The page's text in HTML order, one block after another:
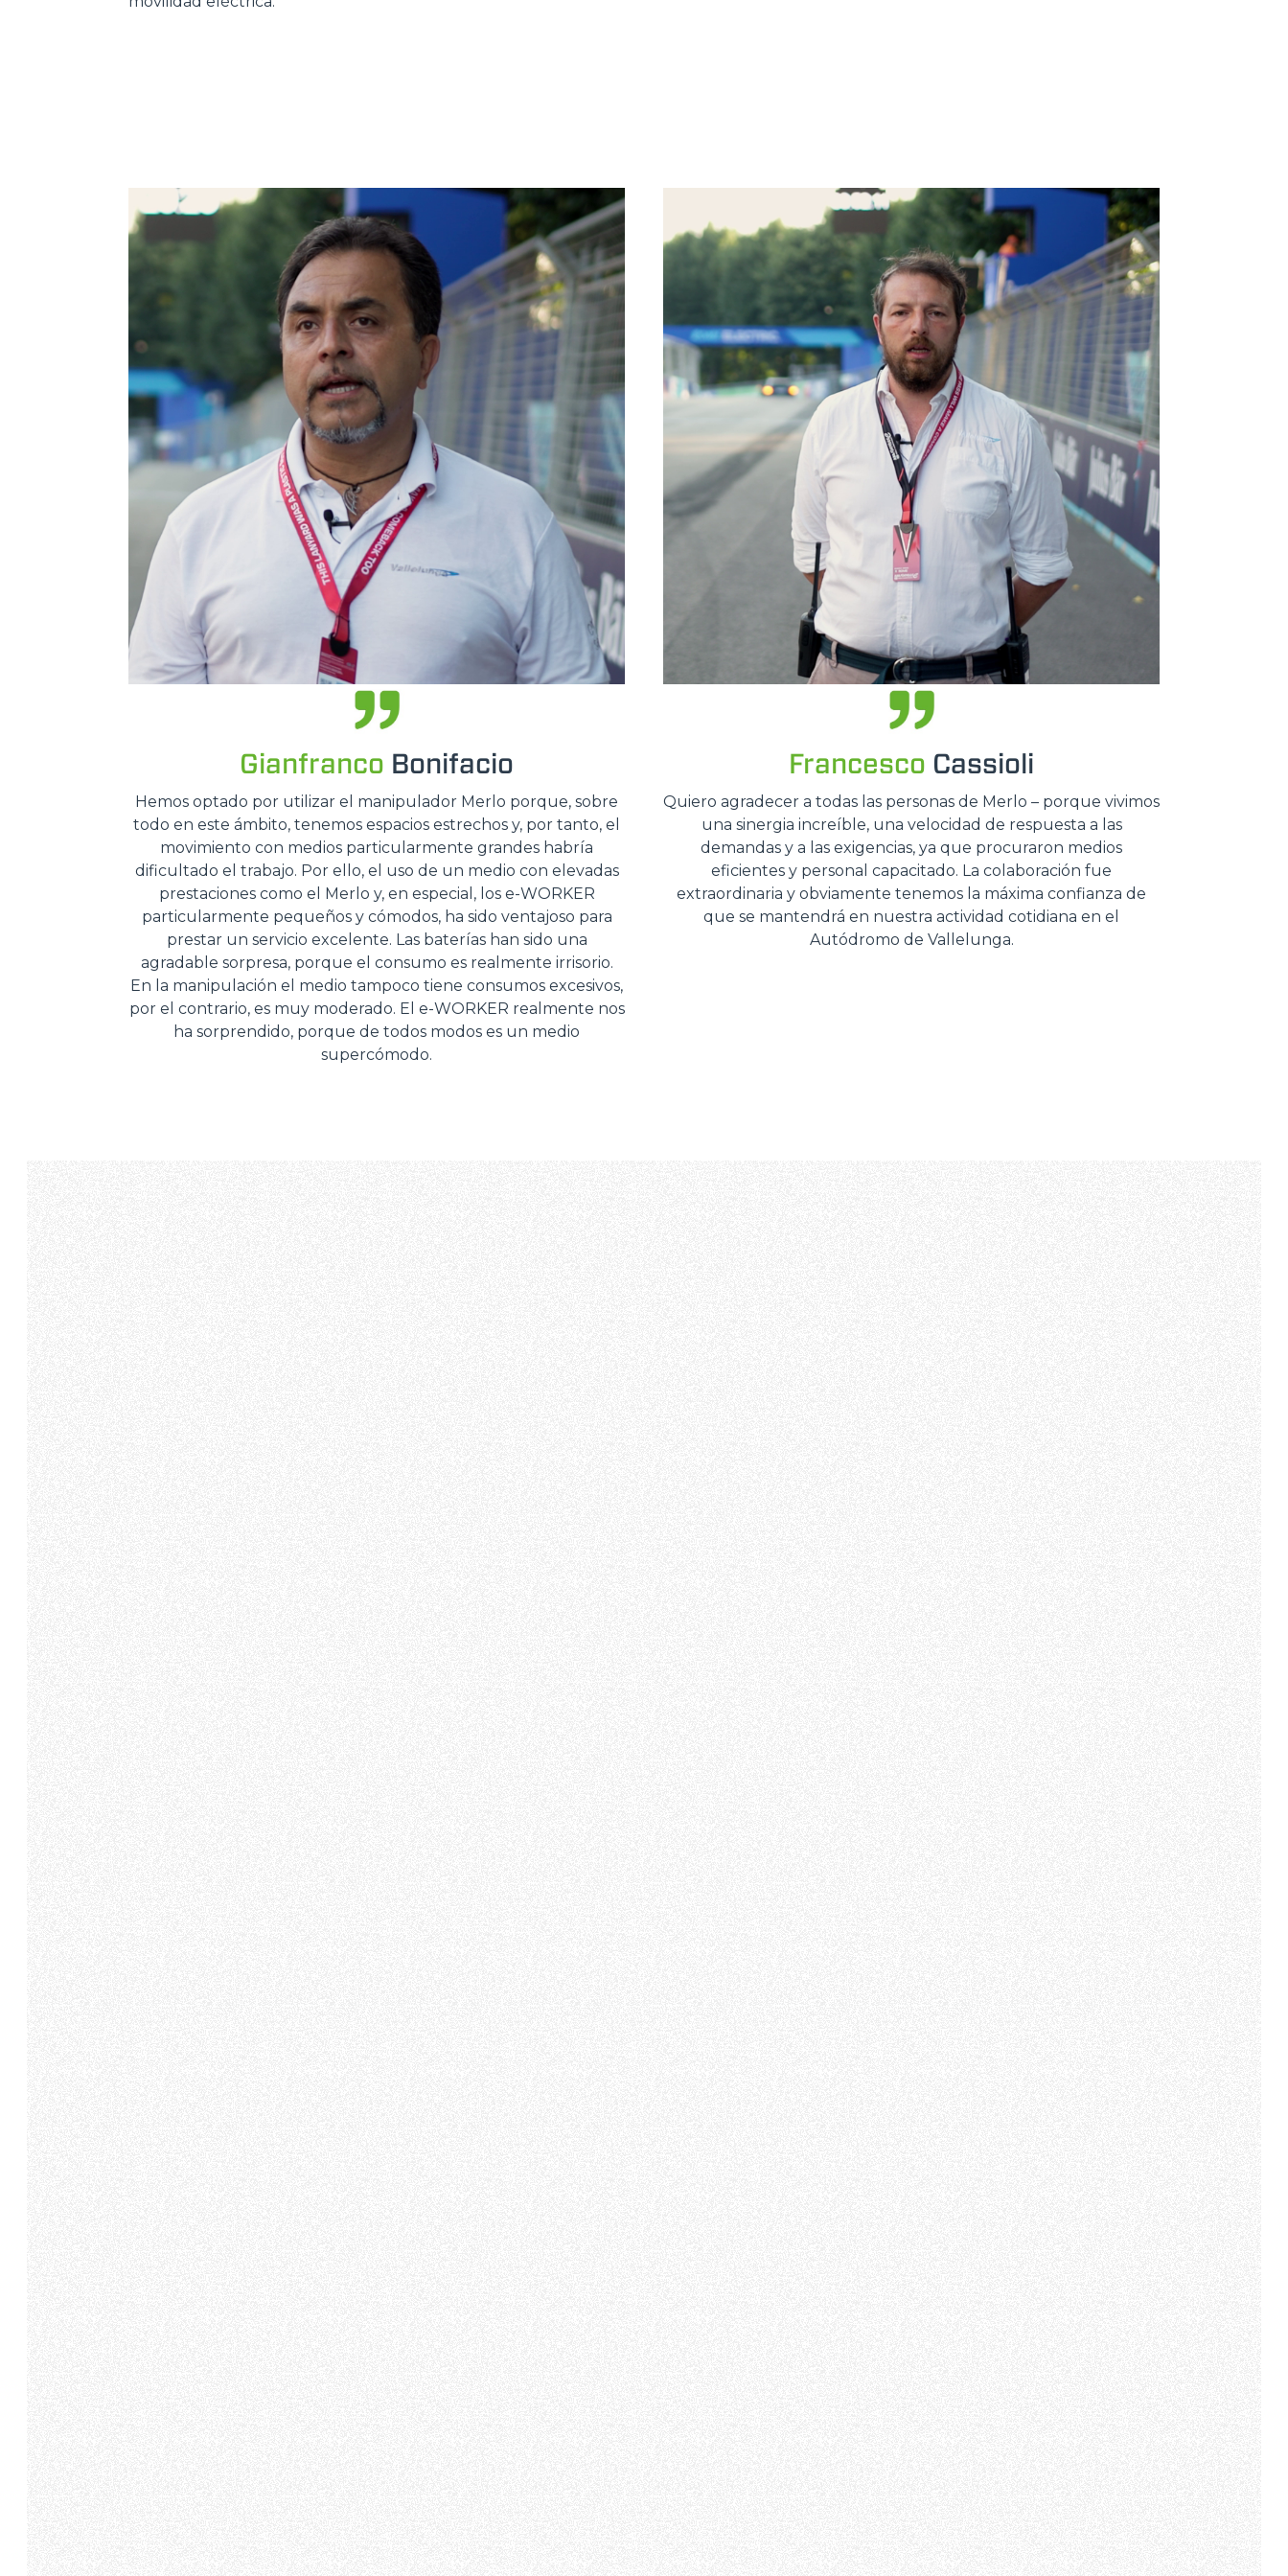
Gianfranco Bonifacio
Hemos optado por utilizar el manipulador Merlo porque, sobre
todo en este ámbito, tenemos espacios estrechos y, por tanto, el
movimiento con medios particularmente grandes habría
dificultado el trabajo. Por ello, el uso de un medio con elevadas
prestaciones como el Merlo y, en especial, los e-WORKER
particularmente pequeños y cómodos, ha sido ventajoso para
prestar un servicio excelente. Las baterías han sido una
agradable sorpresa, porque el consumo es realmente irrisorio.
En la manipulación el medio tampoco tiene consumos excesivos,
por el contrario, es muy moderado. El e-WORKER realmente nos
ha sorprendido, porque de todos modos es un medio
supercómodo.
Francesco Cassioli
Quiero agradecer a todas las personas de Merlo – porque vivimos
una sinergia increíble, una velocidad de respuesta a las
demandas y a las exigencias, ya que procuraron medios
eficientes y personal capacitado. La colaboración fue
extraordinaria y obviamente tenemos la máxima confianza de
que se mantendrá en nuestra actividad cotidiana en el
Autódromo de Vallelunga.